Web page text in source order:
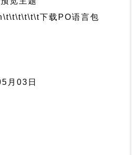
下载PO语言包
月03日